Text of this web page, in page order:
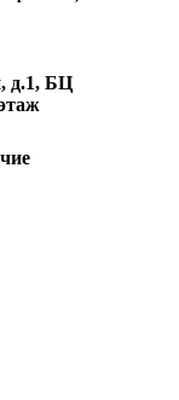
д.1, БЦ